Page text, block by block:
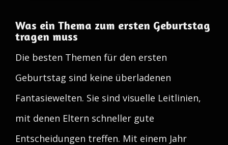
Was ein Thema zum ersten Geburtstag
tragen muss
Die besten Themen für den ersten
Geburtstag sind keine überladenen
Fantasiewelten. Sie sind visuelle Leitlinien,
mit denen Eltern schneller gute
Entscheidungen treffen. Mit einem Jahr